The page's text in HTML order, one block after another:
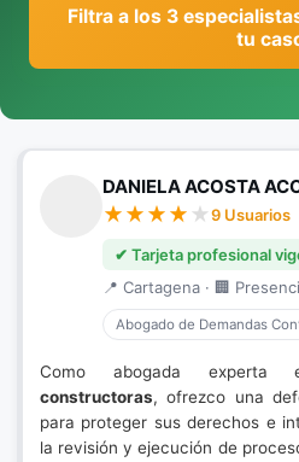
Filtra a los 3
tu
DANIELA ACOSTA
9 Usuarios
✔ Tarjeta profesional
📍 Cartagena · 🏢
Abogado de Demandas
Como abogada
constructoras, ofrezco una
para proteger sus derechos e
la revisión y ejecución de